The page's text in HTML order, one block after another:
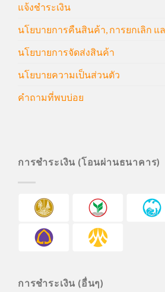
แจ้งชำระเงิน
นโยบายการคืนสินค้า, การยกเลิก แ
นโยบายการจัดส่งสินค้า
นโยบายความเป็นส่วนตัว
คำถามที่พบบ่อย
การชำระเงิน (โอนผ่านธนาคาร)
การชำระเงิน (อื่นๆ)